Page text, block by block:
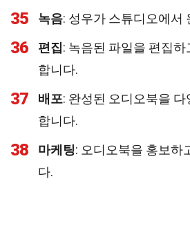
35 녹음: 성우가 스튜디오에서
36 편집: 녹음된 파일을 편집
합니다.
37 배포: 완성된 오디오북을
합니다.
38 마케팅: 오디오북을 홍보하
다.